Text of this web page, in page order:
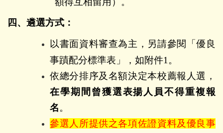
四、遴選方式：
以書面資料審查為主，另請參閱「優良
事蹟配分標準表」，如附件1 。
依總分排序及名額決定本校薦報人選，
在學期間曾獲選表揚人員不得重複報
名。
參選人所提供之各項佐證資料及優良事